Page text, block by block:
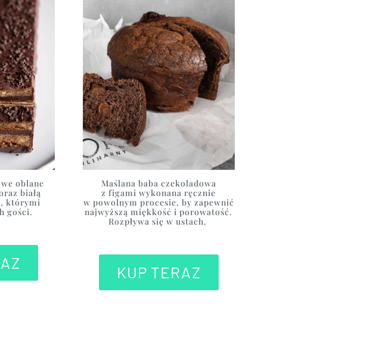
oblane
białą
którymi
gości.
Maślana baba czekoladowa
z figami wykonana ręcznie
w powolnym procesie, by zapewnić
najwyższą miękkość i porowatość.
Rozpływa się w ustach.
KUP TERAZ